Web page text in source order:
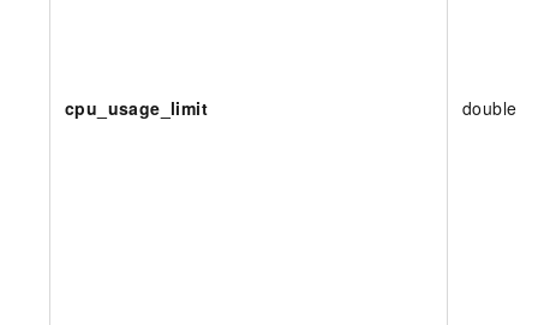
cpu_usage_limit double